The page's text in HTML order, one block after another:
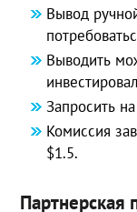
Вывод
Выводить
Запросить
Комиссия
$1.5.
Партнерская